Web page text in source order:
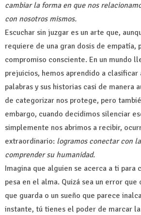
cambiar la forma en que nos
con nosotros mismos.
Escuchar sin juzgar es un arte que,
requiere de una gran dosis de empatía,
compromiso consciente. En un mundo
prejuicios, hemos aprendido a clasificar
palabras y sus historias casi de manera
de categorizar nos protege, pero
embargo, cuando decidimos silenciar
simplemente nos abrimos a recibir,
extraordinario: logramos conectar con
comprender su humanidad.
Imagina que alguien se acerca a ti para
pesa en el alma. Quizá sea un error
que guarda o un sueño que parece
instante, tú tienes el poder de marcar